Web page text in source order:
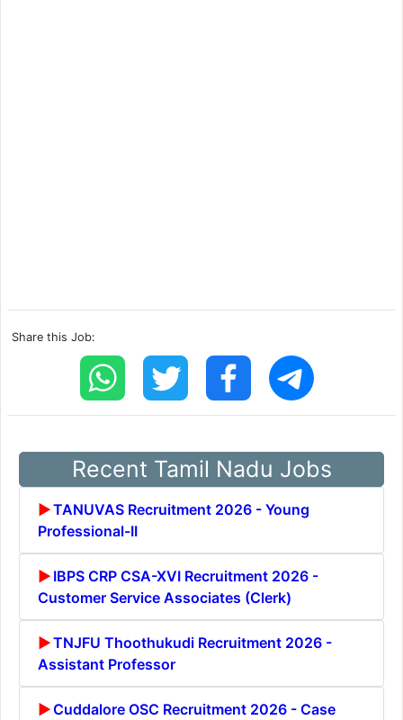
Share this Job:
Recent Tamil Nadu Jobs
TANUVAS Recruitment 2026 - Young
Professional-II
IBPS CRP CSA-XVI Recruitment 2026 -
Customer Service Associates (Clerk)
TNJFU Thoothukudi Recruitment 2026 -
Assistant Professor
Cuddalore OSC Recruitment 2026 - Case